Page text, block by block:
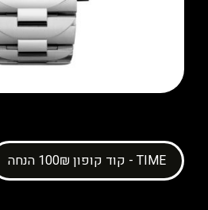
קוד קופון 100₪ הנחה - TIME